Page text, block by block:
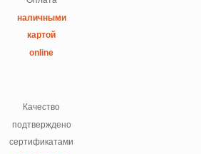
наличными
картой
online
Качество
подтверждено
сертификатами